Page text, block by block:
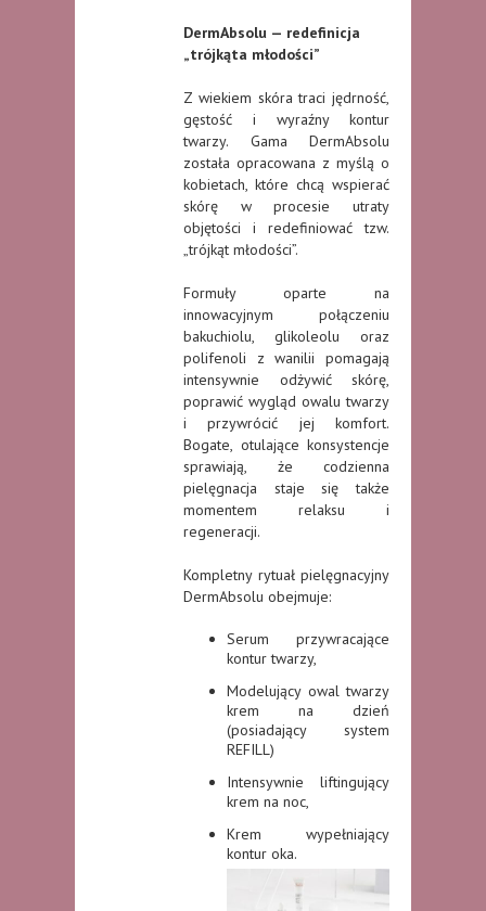
DermAbsolu — redefinicja
„trójkąta młodości”
Z wiekiem skóra traci jędrność,
gęstość i wyraźny kontur
twarzy. Gama DermAbsolu
została opracowana z myślą o
kobietach, które chcą wspierać
skórę w procesie utraty
objętości i redefiniować tzw.
„trójkąt młodości”.
Formuły oparte na
innowacyjnym połączeniu
bakuchiolu, glikoleolu oraz
polifenoli z wanilii pomagają
intensywnie odżywić skórę,
poprawić wygląd owalu twarzy
i przywrócić jej komfort.
Bogate, otulające konsystencje
sprawiają, że codzienna
pielęgnacja staje się także
momentem relaksu i
regeneracji.
Kompletny rytuał pielęgnacyjny
DermAbsolu obejmuje:
Serum przywracające
kontur twarzy,
Modelujący owal twarzy
krem na dzień
(posiadający system
REFILL)
Intensywnie liftingujący
krem na noc,
Krem wypełniający
kontur oka.